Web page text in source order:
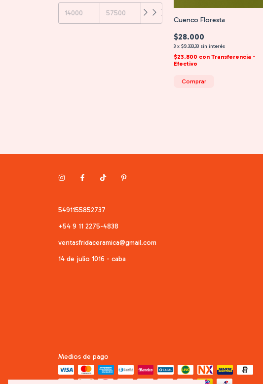
Cuenco Floresta
$28.000
3 x$9.333,33 sin interés
$23.800 con Transferencia -
Efectivo
Comprar
5491155852737
+54 9 11 2275-4838
ventasfridaceramica@gmail.com
14 de julio 1016 - caba
Medios de pago